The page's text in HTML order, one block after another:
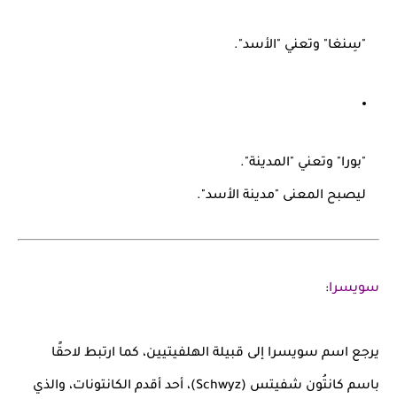
"سِنغا" وتعني "الأسد".
"بورا" وتعني "المدينة".
ليصبح المعنى "مدينة الأسد".
سويسرا:
يرجع اسم سويسرا إلى قبيلة الهلفيتيين، كما ارتبط لاحقًا
باسم كانتُون شفيتس (Schwyz) ، أحد أقدم الكانتونات، والذي